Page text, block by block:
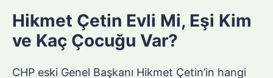
Hikmet Çetin Evli Mi, Eşi Kim
ve Kaç Çocuğu Var?
CHP eski Genel Başkanı Hikmet Çetin’in hangi